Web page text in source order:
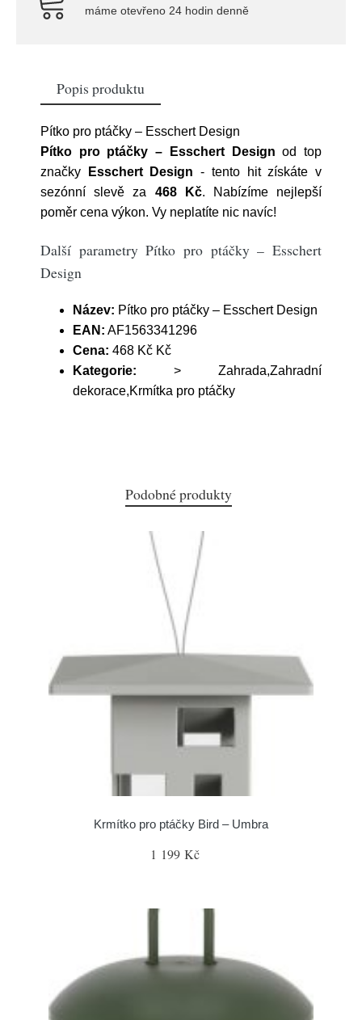
máme otevřeno 24 hodin denně
Popis produktu
Pítko pro ptáčky – Esschert Design
Pítko pro ptáčky – Esschert Design od top
značky
Esschert Design - tento hit získáte v
sezónní slevě za 468 Kč. Nabízíme nejlepší
poměr cena výkon. Vy neplatíte nic navíc!
Další parametry Pítko pro ptáčky – Esschert
Design
Název: Pítko pro ptáčky – Esschert Design
EAN: AF1563341296
Cena: 468 Kč Kč
Kategorie: > Zahrada,Zahradní
dekorace,Krmítka pro ptáčky
Podobné produkty
Krmítko pro ptáčky Bird – Umbra
1 199 Kč